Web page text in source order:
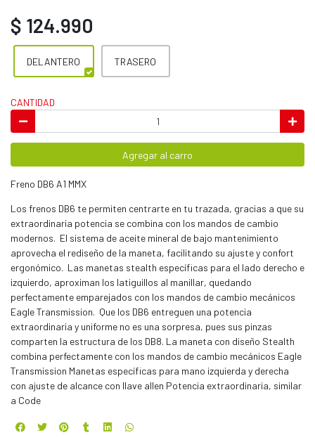
$ 124.990
DELANTERO TRASERO
CANTIDAD
Agregar al carro
Freno DB6 A1 MMX
Los frenos DB6 te permiten centrarte en tu trazada, gracias a que su
extraordinaria potencia se combina con los mandos de cambio
modernos. El sistema de aceite mineral de bajo mantenimiento
aprovecha el rediseño de la maneta, facilitando su ajuste y confort
ergonómico. Las manetas stealth específicas para el lado derecho e
izquierdo, aproximan los latiguillos al manillar, quedando
perfectamente emparejados con los mandos de cambio mecánicos
Eagle Transmission. Que los DB6 entreguen una potencia
extraordinaria y uniforme no es una sorpresa, pues sus pinzas
comparten la estructura de los DB8. La maneta con diseño Stealth
combina perfectamente con los mandos de cambio mecánicos Eagle
Transmission Manetas específicas para mano izquierda y derecha
con ajuste de alcance con llave allen Potencia extraordinaria, similar
a Code